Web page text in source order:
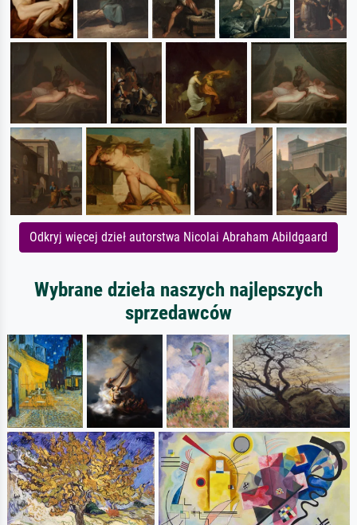
Odkryj więcej dzieł autorstwa Nicolai Abraham Abildgaard
Wybrane dzieła naszych najlepszych
sprzedawców